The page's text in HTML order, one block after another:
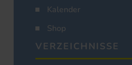
Kalender
Shop
VERZEICHNISSE